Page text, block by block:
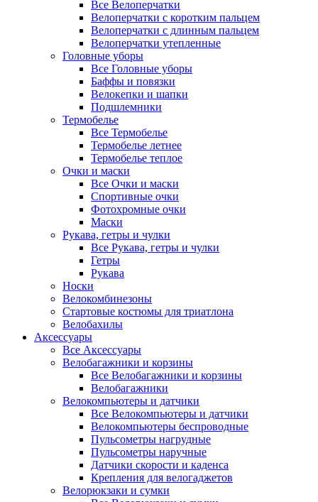
Все Велоперчатки
Велоперчатки с коротким пальцем
Велоперчатки с длинным пальцем
Велоперчатки утепленные
Головные уборы
Все Головные уборы
Баффы и повязки
Велокепки и шапки
Подшлемники
Термобелье
Все Термобелье
Термобелье летнее
Термобелье теплое
Очки и маски
Все Очки и маски
Спортивные очки
Фотохромные очки
Маски
Рукава, гетры и чулки
Все Рукава, гетры и чулки
Гетры
Рукава
Носки
Велокомбинезоны
Стартовые костюмы для триатлона
Велобахилы
Аксессуары
Все Аксессуары
Велобагажники и корзины
Все Велобагажники и корзины
Велобагажники
Велокомпьютеры и датчики
Все Велокомпьютеры и датчики
Велокомпьютеры беспроводные
Пульсометры нагрудные
Пульсометры наручные
Датчики скорости и каденса
Крепления для велогаджетов
Велорюкзаки и сумки